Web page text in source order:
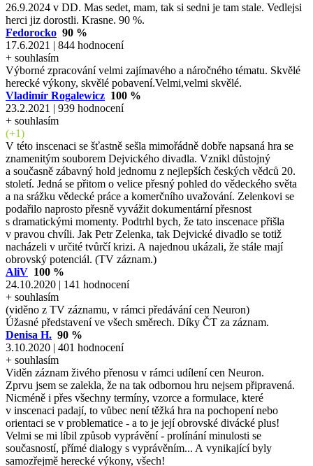
26.9.2024 v DD. Mas sedet, mam, tak si sedni je tam stale. Vedlejsi
herci jiz dorostli. Krasne. 90 %.
Fedorocko 90 %
17.6.2021 | 844 hodnocení
+ souhlasím
Výborné zpracování velmi zajímavého a náročného tématu. Skvělé
herecké výkony, skvělé pobavení.Velmi,velmi skvělé.
Vladimír Rogalewicz 100 %
23.2.2021 | 939 hodnocení
+ souhlasím
(+1)
V této inscenaci se šťastně sešla mimořádně dobře napsaná hra se
znamenitým souborem Dejvického divadla. Vznikl důstojný
a současně zábavný hold jednomu z nejlepších českých vědců 20.
století. Jedná se přitom o velice přesný pohled do vědeckého světa
a na srážku vědecké práce a komerčního uvažování. Zelenkovi se
podařilo naprosto přesně vyvážit dokumentární přesnost
s dramatickými momenty. Podtrhl bych, že tato inscenace přišla
v pravou chvíli. Jak Petr Zelenka, tak Dejvické divadlo se totiž
nacházeli v určité tvůrčí krizi. A najednou ukázali, že stále mají
obrovský potenciál. (TV záznam.)
AliV 100 %
24.10.2020 | 141 hodnocení
+ souhlasím
(viděno z TV záznamu, v rámci předávání cen Neuron)
Úžasné představení ve všech směrech. Díky ČT za záznam.
Denisa H. 90 %
3.10.2020 | 401 hodnocení
+ souhlasím
Viděn záznam živého přenosu v rámci udílení cen Neuron.
Zprvu jsem se zalekla, že na tak odbornou hru nejsem připravená.
Nicméně i přes všechny termíny, vzorce a formulace, které
v inscenaci padají, to vůbec není těžká hra na pochopení nebo
orientaci se v problematice - a to je její obrovské divácké plus!
Velmi se mi líbil způsob vyprávění - prolínání minulosti se
současností, přímé dialogy s vyprávěním... A vynikající byly
samozřejmě herecké výkony, všech!